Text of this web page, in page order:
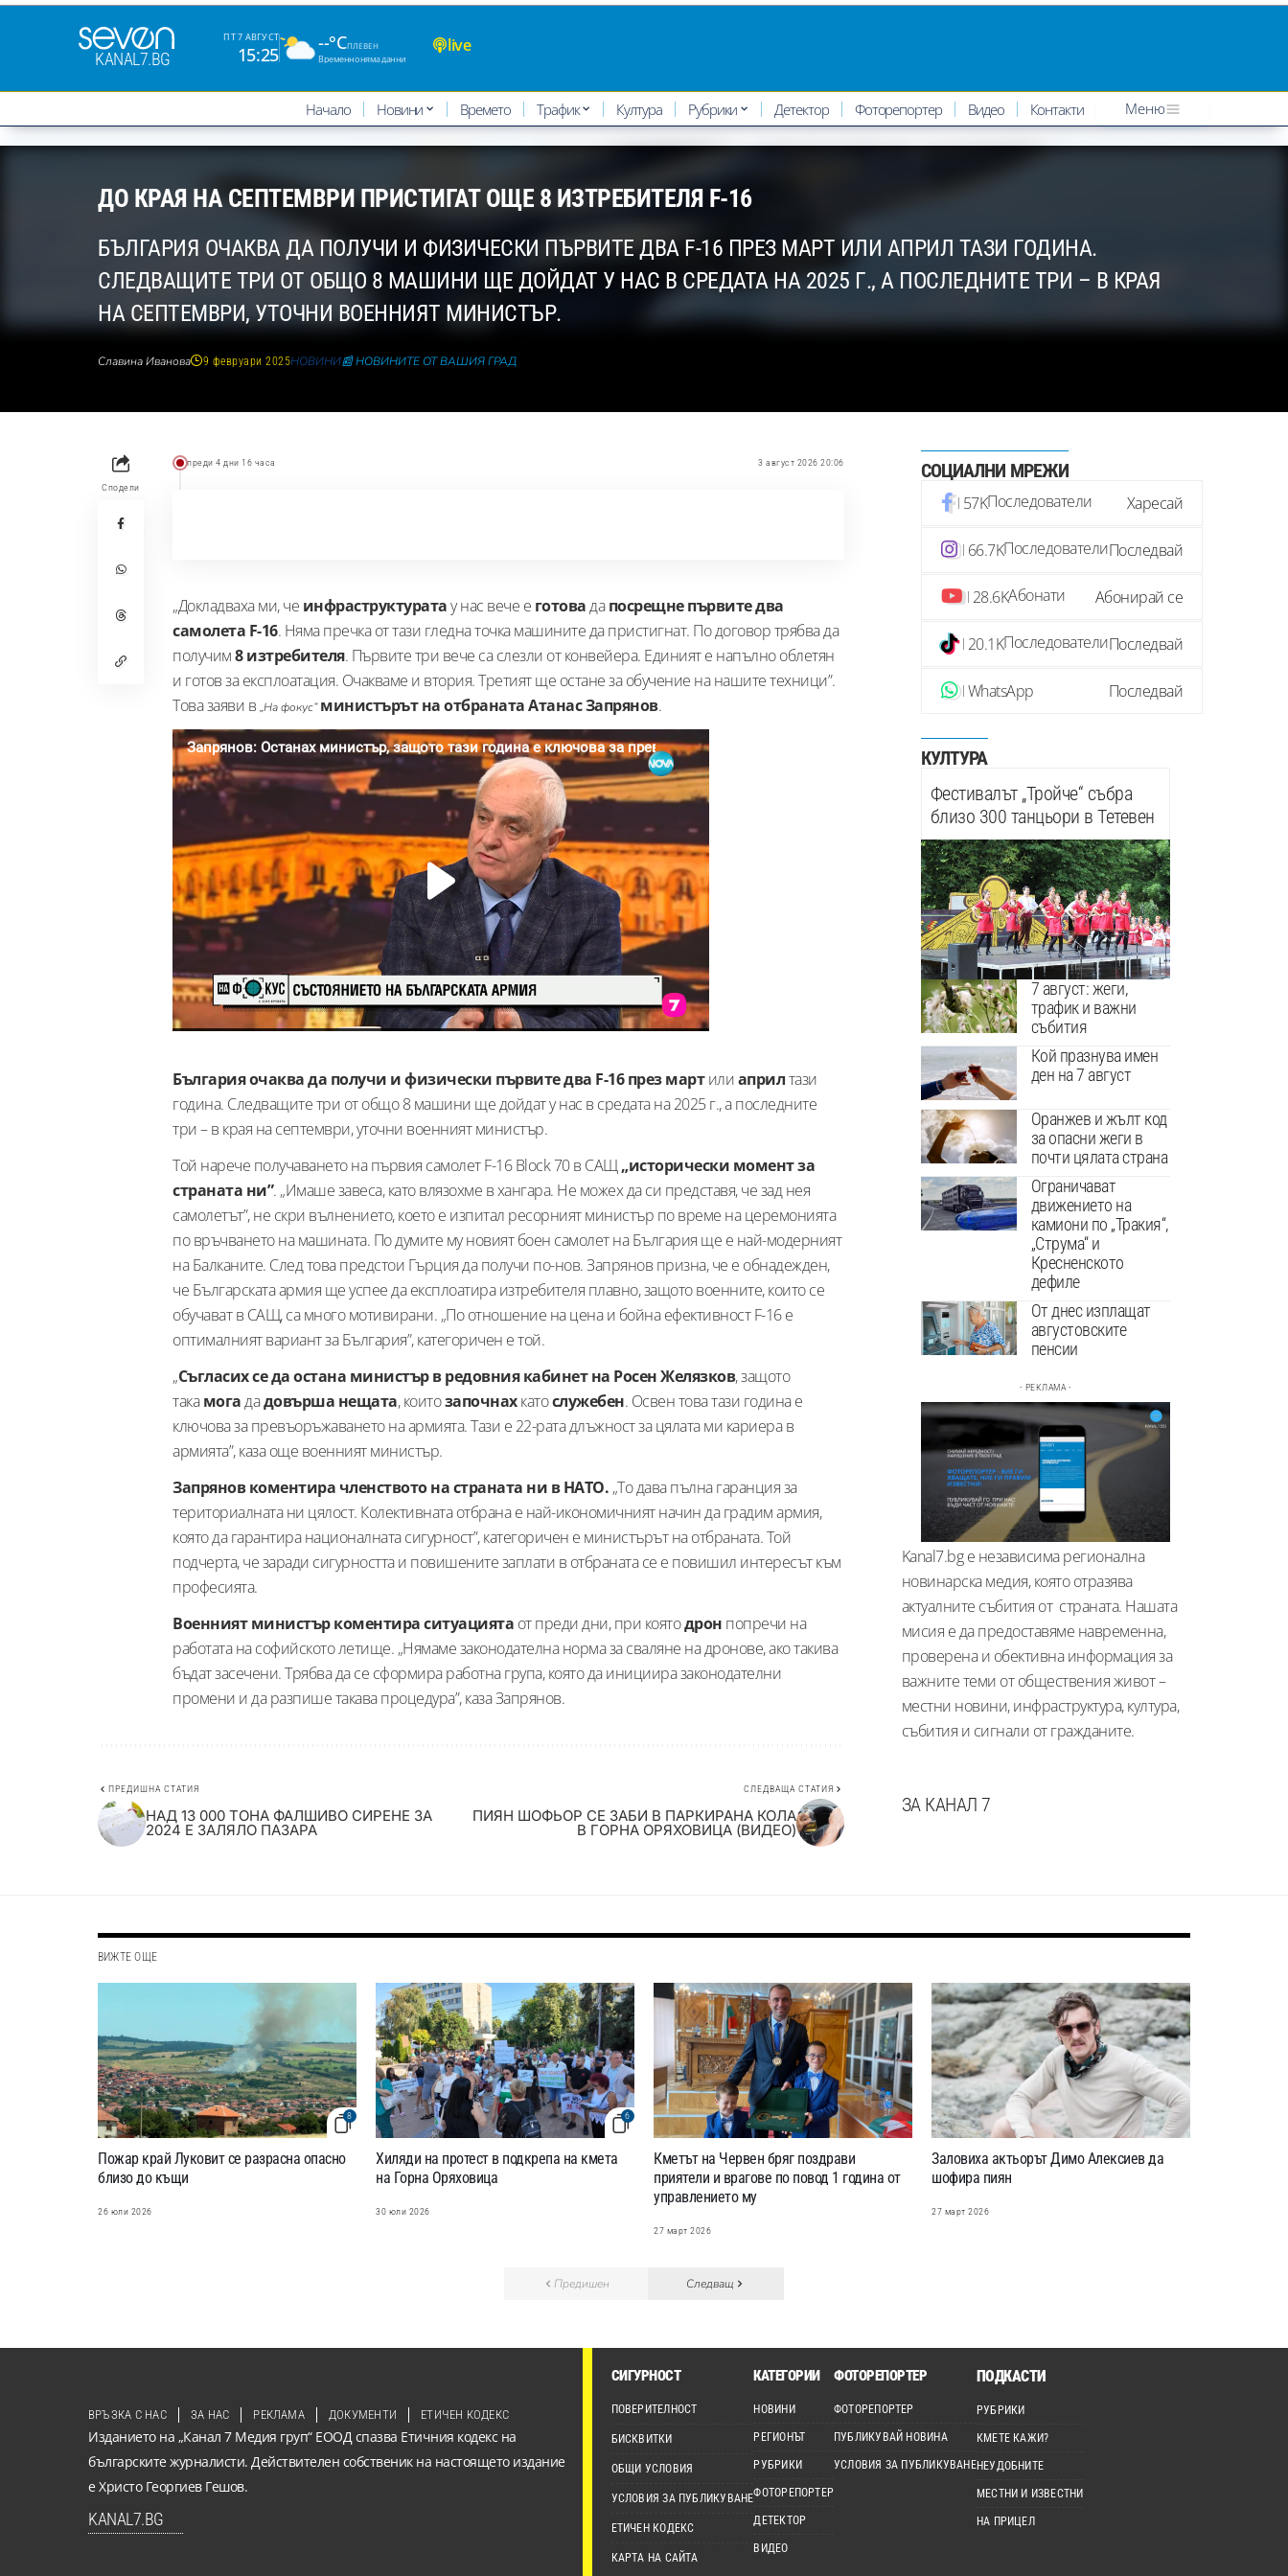
KANAL7.BG
ПТ 7 АВГУСТ
15:25
--°CПЛЕВЕН
Временно няма данни
live
Начало Новини Времето Трафик Култура Рубрики Детектор Фоторепортер Видео Контакти Меню
ДО КРАЯ НА СЕПТЕМВРИ ПРИСТИГАТ ОЩЕ 8 ИЗТРЕБИТЕЛЯ F-16
БЪЛГАРИЯ ОЧАКВА ДА ПОЛУЧИ И ФИЗИЧЕСКИ ПЪРВИТЕ ДВА F-16 ПРЕЗ МАРТ ИЛИ АПРИЛ ТАЗИ ГОДИНА.
СЛЕДВАЩИТЕ ТРИ ОТ ОБЩО 8 МАШИНИ ЩЕ ДОЙДАТ У НАС В СРЕДАТА НА 2025 Г., А ПОСЛЕДНИТЕ ТРИ – В КРАЯ
НА СЕПТЕМВРИ, УТОЧНИ ВОЕННИЯТ МИНИСТЪР.
Славина Иванова 9 февруари 2025НОВИНИ📰 НОВИНИТЕ ОТ ВАШИЯ ГРАД
Сподели
преди 4 дни 16 часа 3 август 2026 20:06
„Докладваха ми, че инфраструктуратау нас вече е готовадапосрещне първите два
самолета F-16. Няма пречка от тази гледна точка машините да пристигнат. По договор трябва да
получим8 изтребителя. Първите три вече са слезли от конвейера. Единият е напълно облетян
и готов за експлоатация. Очакваме и втория. Третият ще остане за обучение на нашите техници”.
Това заяви в „На фокус” министърът на отбранатаАтанасЗапрянов.
България очаква да получи и физически първите два F-16 през мартилиаприлтази
година. Следващите три от общо 8 машини ще дойдат у нас в средата на 2025 г., а последните
три – в края на септември, уточни военният министър.
Той нарече получаването на първия самолет F-16 Block 70 в САЩ„исторически момент за
страната ни”. „Имаше завеса, като влязохме в хангара. Не можех да си представя, че зад нея
самолетът”, не скри вълнението, което е изпитал ресорният министър по време на церемонията
по връчването на машината. По думите му новият боен самолет на България ще е най-модерният
на Балканите. След това предстои Гърция да получи по-нов. Запрянов призна, че е обнадежден,
че Българската армия ще успее да експлоатира изтребителя плавно, защото военните, които се
обучават в САЩ, са много мотивирани. „По отношение на цена и бойна ефективност F-16 е
оптималният вариант за България”, категоричен е той.
„Съгласих се да остана министър в редовния кабинет на Росен Желязков, защото
такамогададовърша нещата, коитозапочнахкатослужебен. Освен това тази година е
ключова за превъоръжаването на армията. Тази е 22-рата длъжност за цялата ми кариера в
армията”, каза още военният министър.
Запрянов коментира членството на страната ни в НАТО. „То дава пълна гаранция за
териториалната ни цялост. Колективната отбрана е най-икономичният начин да градим армия,
която да гарантира националната сигурност”, категоричен е министърът на отбраната. Той
подчерта, че заради сигурността и повишените заплати в отбраната се е повишил интересът към
професията.
Военният министър коментира ситуацията от преди дни, при коятодрон попречи на
работата на софийското летище. „Нямаме законодателна норма за сваляне на дронове, ако такива
бъдат засечени. Трябва да се сформира работна група, която да инициира законодателни
промени и да разпише такава процедура”, каза Запрянов.
ПРЕДИШНА СТАТИЯ
НАД 13 000 ТОНА ФАЛШИВО СИРЕНЕ ЗА
2024 Е ЗАЛЯЛО ПАЗАРА
СЛЕДВАЩА СТАТИЯ
ПИЯН ШОФЬОР СЕ ЗАБИ В ПАРКИРАНА КОЛА
В ГОРНА ОРЯХОВИЦА (ВИДЕО)
СОЦИАЛНИ МРЕЖИ
57KПоследователи Харесай
66.7KПоследователиПоследвай
28.6KАбонати Абонирай се
20.1KПоследователиПоследвай
WhatsApp Последвай
КУЛТУРА
Фестивалът „Тройче“ събра
близо 300 танцьори в Тетевен
7 август: жеги,
трафик и важни
събития
Кой празнува имен
ден на 7 август
Оранжев и жълт код
за опасни жеги в
почти цялата страна
Ограничават
движението на
камиони по „Тракия“,
„Струма“ и
Кресненското
дефиле
От днес изплащат
августовските
пенсии
- РЕКЛАМА -
Kanal7.bg е независима регионална
новинарска медия, която отразява
актуалните събития от страната. Нашата
мисия е да предоставяме навременна,
проверена и обективна информация за
важните теми от обществения живот –
местни новини, инфраструктура, култура,
събития и сигнали от гражданите.
ЗА КАНАЛ 7
ВИЖТЕ ОЩЕ
8
Пожар край Луковит се разрасна опасно
близо до къщи
26 юли 2026
6
Хиляди на протест в подкрепа на кмета
на Горна Оряховица
30 юли 2026
Кметът на Червен бряг поздрави
приятели и врагове по повод 1 година от
управлението му
27 март 2026
Заловиха актьорът Димо Алексиев да
шофира пиян
27 март 2026
Предишен Следващ
Изданието на „Канал 7 Медия груп“ ЕООД спазва Етичния кодекс на
българските журналисти. Действителен собственик на настоящето издание
е Христо Георгиев Гешов.
KANAL7.BG
ВРЪЗКА С НАС ЗА НАС РЕКЛАМА ДОКУМЕНТИ ЕТИЧЕН КОДЕКС
СИГУРНОСТ
ПОВЕРИТЕЛНОСТ
БИСКВИТКИ
ОБЩИ УСЛОВИЯ
УСЛОВИЯ ЗА ПУБЛИКУВАНЕ
ЕТИЧЕН КОДЕКС
КАРТА НА САЙТА
КАТЕГОРИИ
НОВИНИ
РЕГИОНЪТ
РУБРИКИ
ФОТОРЕПОРТЕР
ДЕТЕКТОР
ВИДЕО
ФОТОРЕПОРТЕР
ФОТОРЕПОРТЕР
ПУБЛИКУВАЙ НОВИНА
УСЛОВИЯ ЗА ПУБЛИКУВАНЕ
ПОДКАСТИ
РУБРИКИ
КМЕТЕ КАЖИ?
НЕУДОБНИТЕ
МЕСТНИ И ИЗВЕСТНИ
НА ПРИЦЕЛ